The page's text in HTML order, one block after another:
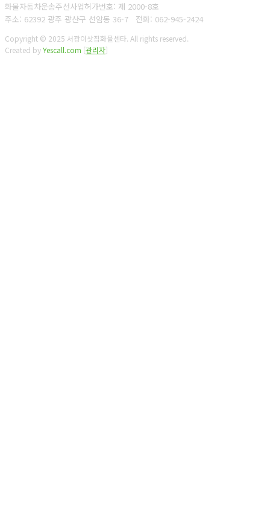
화물자동차운송주선사업허가번호: 제 2000-8호
주소: 62392 광주 광산구 선암동 36-7 전화: 062-945-2424
Copyright © 2025 서광이삿짐화물센타. All rights reserved.
Created byYescall.com [관리자]